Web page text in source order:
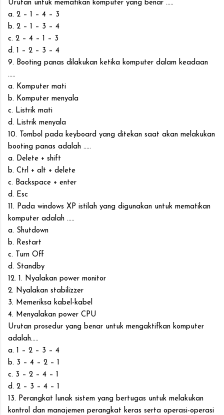
Urutan untuk mematikan komputer yang benar .....
a. 2 – 1 – 4 – 3
b. 2 – 1 – 3 – 4
c. 2 – 4 – 1 – 3
d. 1 – 2 – 3 – 4
9. Booting panas dilakukan ketika komputer dalam keadaan
.....
a. Komputer mati
b. Komputer menyala
c. Listrik mati
d. Listrik menyala
10. Tombol pada keyboard yang ditekan saat akan melakukan
booting panas adalah .....
a. Delete + shift
b. Ctrl + alt + delete
c. Backspace + enter
d. Esc
11. Pada windows XP istilah yang digunakan untuk mematikan
komputer adalah .....
a. Shutdown
b. Restart
c. Turn Off
d. Standby
12. 1. Nyalakan power monitor
2. Nyalakan stabilizzer
3. Memeriksa kabel-kabel
4. Menyalakan power CPU
Urutan prosedur yang benar untuk mengaktifkan komputer
adalah.....
a. 1 – 2 – 3 – 4
b. 3 – 4 – 2 – 1
c. 3 – 2 – 4 – 1
d. 2 – 3 – 4 – 1
13. Perangkat lunak sistem yang bertugas untuk melakukan
kontrol dan manajemen perangkat keras serta operasi-operasi